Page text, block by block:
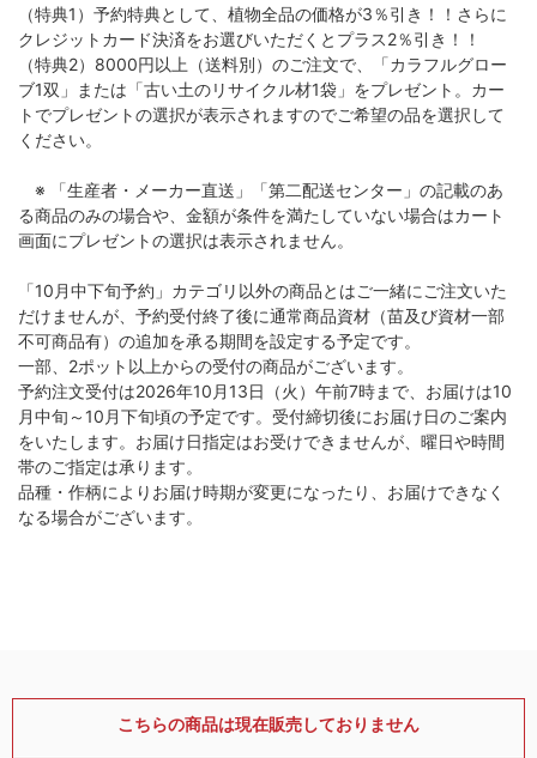
（特典1）予約特典として、植物全品の価格が3％引き！！さらに
クレジットカード決済をお選びいただくとプラス2％引き！！
（特典2）8000円以上（送料別）のご注文で、「カラフルグロー
ブ1双」または「古い土のリサイクル材1袋」をプレゼント。カー
トでプレゼントの選択が表示されますのでご希望の品を選択して
ください。
※ 「生産者・メーカー直送」「第二配送センター」の記載のあ
る商品のみの場合や、金額が条件を満たしていない場合はカート
画面にプレゼントの選択は表示されません。
「10月中下旬予約」カテゴリ以外の商品とはご一緒にご注文いた
だけませんが、予約受付終了後に通常商品資材（苗及び資材一部
不可商品有）の追加を承る期間を設定する予定です。
一部、2ポット以上からの受付の商品がございます。
予約注文受付は2026年10月13日（火）午前7時まで、お届けは10
月中旬～10月下旬頃の予定です。受付締切後にお届け日のご案内
をいたします。お届け日指定はお受けできませんが、曜日や時間
帯のご指定は承ります。
品種・作柄によりお届け時期が変更になったり、お届けできなく
なる場合がございます。
こちらの商品は現在販売しておりません